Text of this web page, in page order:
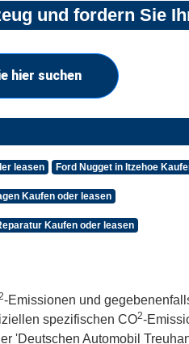
und fordern Sie
hier suchen
leasen Ford Nugget in Itzehoe
Kaufen oder leasen
Kaufen oder leasen
-Emissionen und
spezifischen CO2-
'Deutschen Automobil